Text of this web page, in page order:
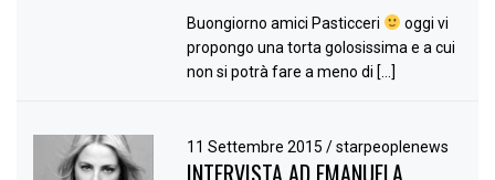
Buongiorno amici Pasticceri
oggi vi
propongo una torta golosissima e a cui
non si potrà fare a meno di […]
11 Settembre 2015/ starpeoplenews
INTERVISTA AD EMANUELA